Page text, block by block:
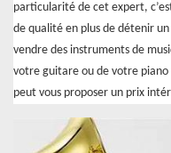
particularité de cet expert,
de qualité en plus de détenir
vendre des instruments de
votre guitare ou de votre piano
peut vous proposer un prix